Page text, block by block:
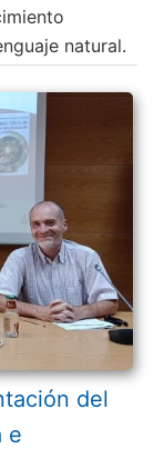
natural.
del
e